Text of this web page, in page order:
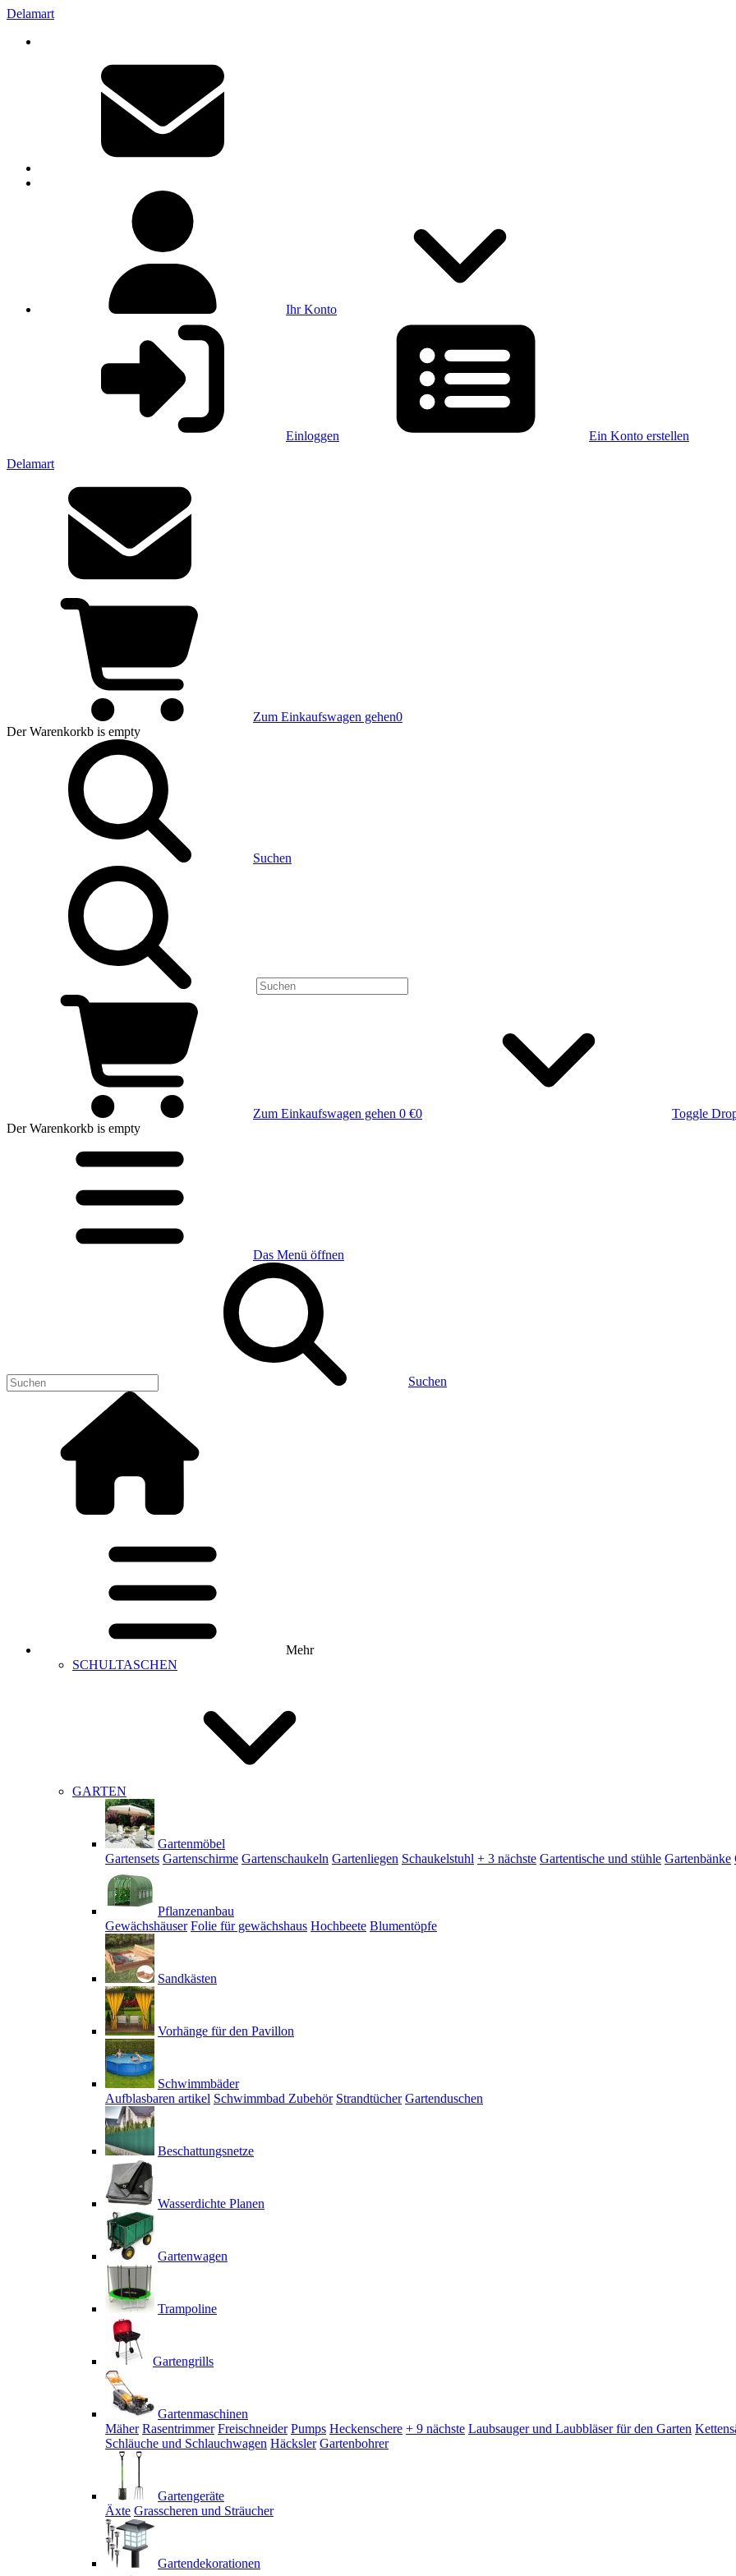
Delamart
Ihr Konto
Einloggen Ein Konto erstellen
Delamart
Zum Einkaufswagen gehen0
Der Warenkorkb is empty
Suchen
Zum Einkaufswagen gehen 0 €0
Toggle
Der Warenkorkb is empty
Das Menü öffnen
Suchen
Mehr
SCHULTASCHEN
GARTEN
Gartenmöbel
Gartensets Gartenschirme Gartenschaukeln Gartenliegen Schaukelstuhl + 3 nächste Gartentische und stühle Gartenbänke
Pflanzenanbau
Gewächshäuser Folie für gewächshaus Hochbeete Blumentöpfe
Sandkästen
Vorhänge für den Pavillon
Schwimmbäder
Aufblasbaren artikel Schwimmbad Zubehör Strandtücher Gartenduschen
Beschattungsnetze
Wasserdichte Planen
Gartenwagen
Trampoline
Gartengrills
Gartenmaschinen
Mäher Rasentrimmer Freischneider Pumps Heckenschere + 9 nächste Laubsauger und Laubbläser für den Garten
Schläuche und Schlauchwagen Häcksler Gartenbohrer
Gartengeräte
Äxte Grasscheren und Sträucher
Gartendekorationen